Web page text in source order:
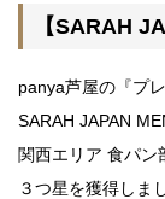
【SARAH
panya芦屋の『プ
SARAH JAPAN
関西エリア 食パン
３つ星を獲得しま